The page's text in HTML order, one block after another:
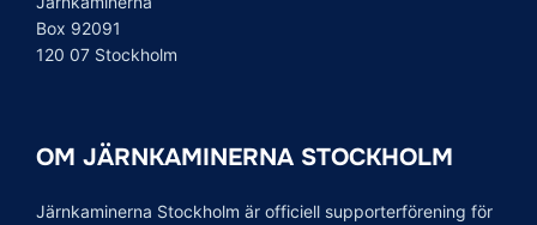
Box 92091
120 07 Stockholm
OM JÄRNKAMINERNA STOCKHOLM
Järnkaminerna Stockholm är officiell supporterförening för